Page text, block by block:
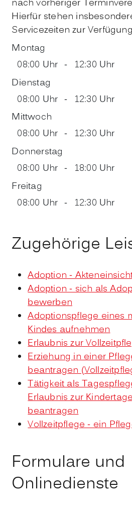
nach vorheriger
Hierfür stehen
Servicezeiten zur
Montag
08:00 Uhr - 12:30 Uhr
Dienstag
08:00 Uhr - 12:30 Uhr
Mittwoch
08:00 Uhr - 12:30 Uhr
Donnerstag
08:00 Uhr - 18:00 Uhr
Freitag
08:00 Uhr - 12:30 Uhr
Zugehörige
Adoption -
Adoption - sich als
bewerben
Adoptionspflege eines
Kindes aufnehmen
Erlaubnis zur
Erziehung in einer
beantragen
Tätigkeit als
Erlaubnis zur
beantragen
Vollzeitpflege - ein
Formulare und
Onlinedienste